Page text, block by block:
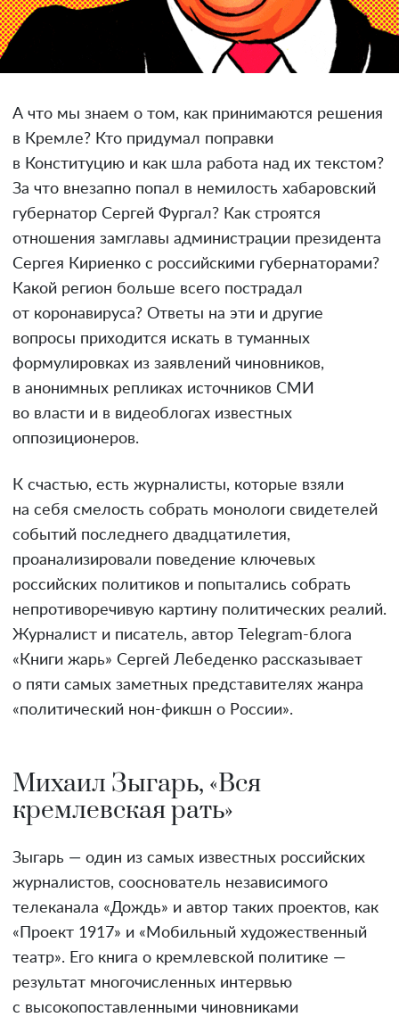
А что мы знаем о том, как принимаются решения
в Кремле? Кто придумал поправки
в Конституцию и как шла работа над их текстом?
За что внезапно попал в немилость хабаровский
губернатор Сергей Фургал? Как строятся
отношения замглавы администрации президента
Сергея Кириенко с российскими губернаторами?
Какой регион больше всего пострадал
от коронавируса? Ответы на эти и другие
вопросы приходится искать в туманных
формулировках из заявлений чиновников,
в анонимных репликах источников СМИ
во власти и в видеоблогах известных
оппозиционеров.
К счастью, есть журналисты, которые взяли
на себя смелость собрать монологи свидетелей
событий последнего двадцатилетия,
проанализировали поведение ключевых
российских политиков и попытались собрать
непротиворечивую картину политических реалий.
Журналист и писатель, автор Telegram-блога
«Книги жарь» Сергей Лебеденко рассказывает
о пяти самых заметных представителях жанра
«политический нон-фикшн о России».
Михаил Зыгарь, «Вся
кремлевская рать»
Зыгарь — один из самых известных российских
журналистов, сооснователь независимого
телеканала «Дождь» и автор таких проектов, как
«Проект 1917» и «Мобильный художественный
театр». Его книга о кремлевской политике —
результат многочисленных интервью
с высокопоставленными чиновниками